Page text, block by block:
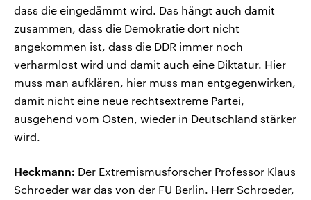
dass die eingedämmt wird. Das hängt auch damit
zusammen, dass die Demokratie dort nicht
angekommen ist, dass die DDR immer noch
verharmlost wird und damit auch eine Diktatur. Hier
muss man aufklären, hier muss man entgegenwirken,
damit nicht eine neue rechtsextreme Partei,
ausgehend vom Osten, wieder in Deutschland stärker
wird.
Heckmann: Der Extremismusforscher Professor Klaus
Schroeder war das von der FU Berlin. Herr Schroeder,